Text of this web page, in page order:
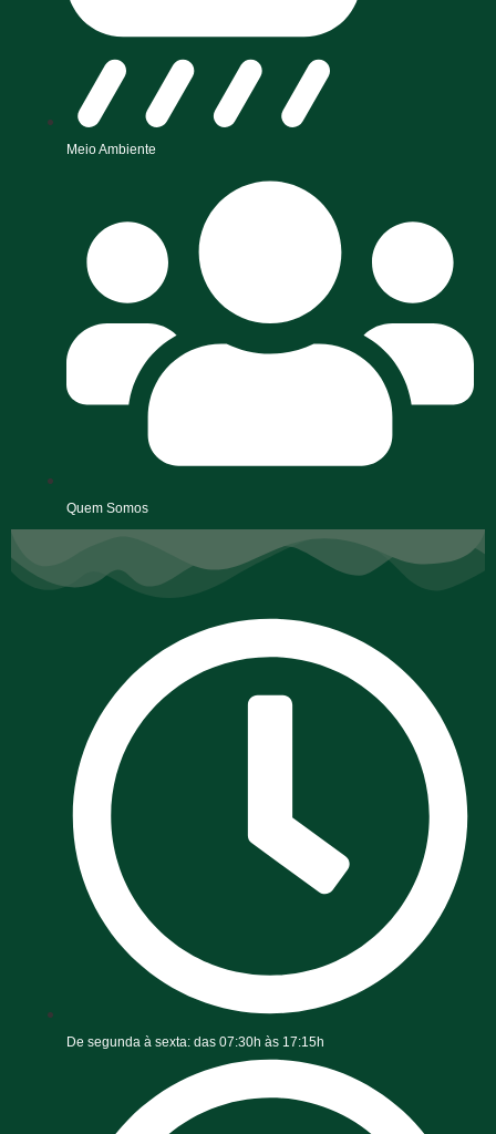
Meio Ambiente
Quem Somos
De segunda à sexta: das 07:30h às 17:15h